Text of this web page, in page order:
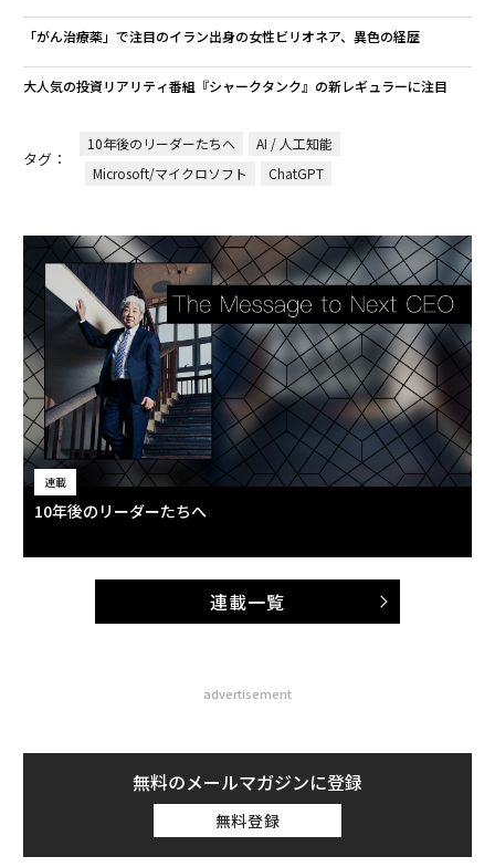
「がん治療薬」で注目のイラン出身の女性ビリオネア、異色の経歴
大人気の投資リアリティ番組『シャークタンク』の新レギュラーに注目
タグ：
10年後のリーダーたちへ
AI / 人工知能
Microsoft/マイクロソフト
ChatGPT
連載
10年後のリーダーたちへ
連載一覧
advertisement
無料のメールマガジンに登録
無料登録